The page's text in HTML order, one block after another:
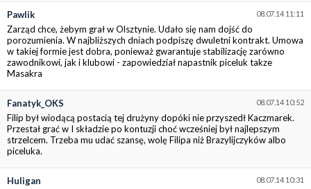
08.07.14 11:11
Pawlik
Zarząd chce, żebym grał w Olsztynie. Udało się nam dojść do
porozumienia. W najbliższych dniach podpiszę dwuletni kontrakt. Umowa
w takiej formie jest dobra, ponieważ gwarantuje stabilizację zarówno
zawodnikowi, jak i klubowi - zapowiedział napastnik piceluk takze
Masakra
08.07.14 10:52
Fanatyk_OKS
Filip był wiodącą postacią tej drużyny dopóki nie przyszedł Kaczmarek.
Przestał grać w I składzie po kontuzji choć wcześniej był najlepszym
strzelcem. Trzeba mu udać szansę, wolę Filipa niż Brazylijczyków albo
piceluka.
08.07.14 10:31
Huligan